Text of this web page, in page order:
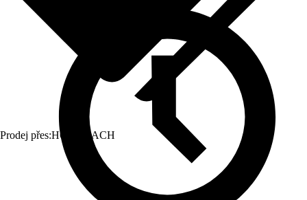
Prodej přes:HORNBACH